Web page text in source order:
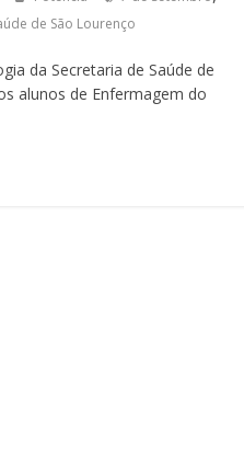
de São Lourenço
da Secretaria de Saúde de
alunos de Enfermagem do